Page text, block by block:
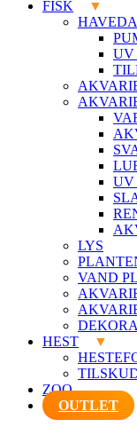
FISK
UV
UV
LYS
VAND
HEST
ZOO
OUTLET